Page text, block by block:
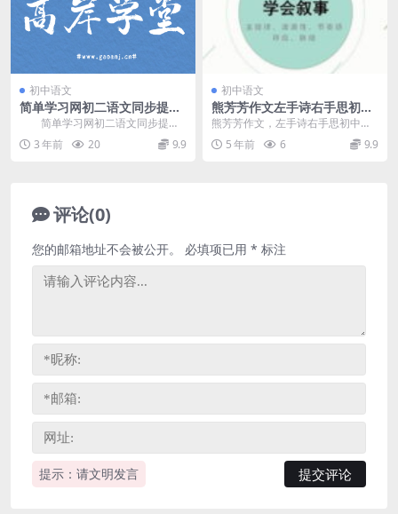
初中语文
简单学习网初二语文同步提高
下学期课程 百度网盘分享
简单学习网初二语文同步提高
下学期课程，百度网盘分享初中语
文课程10.4G高清...
3 年前 20 9.9
初中语文
熊芳芳作文左手诗右手思初中
作文全教程（1.95G高清视
频）百度网盘
熊芳芳作文，左手诗右手思初中语
文作文全教程，百度网盘1.95G高
清视频。资源目录...
5 年前 6 9.9
评论(0)
提示：请文明发言
您的邮箱地址不会被公开。 必填项已用 * 标注